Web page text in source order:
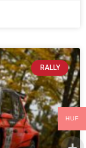
RALLY
HUF